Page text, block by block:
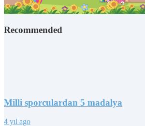
Recommended
Milli sporculardan 5 madalya
4 yıl ago